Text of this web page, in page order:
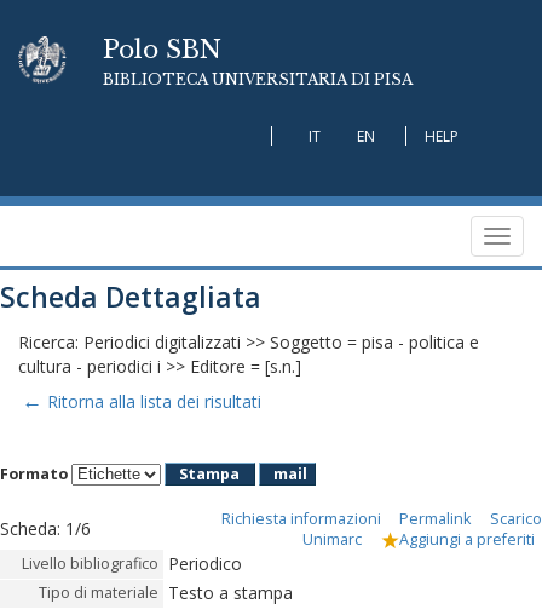
Polo SBN
BIBLIOTECA UNIVERSITARIA DI PISA
IT EN HELP
Scheda Dettagliata
Ricerca: Periodici digitalizzati >> Soggetto = pisa - politica e
cultura - periodici i >> Editore = [s.n.]
← Ritorna alla lista dei risultati
Formato Stampa mail
Scheda: 1/6 Richiesta informazioni Permalink
Scarico
Unimarc
Aggiungi a preferiti
Livello bibliografico Periodico
Tipo di materiale Testo a stampa